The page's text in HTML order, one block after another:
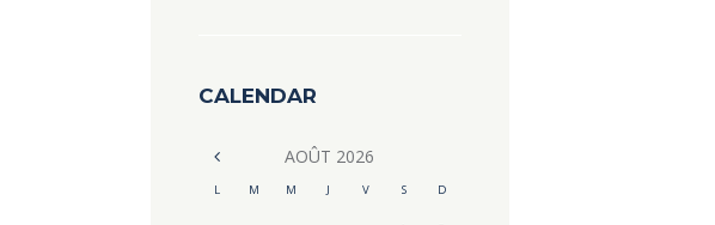
CALENDAR
AOÛT 2026
L M M J V S D